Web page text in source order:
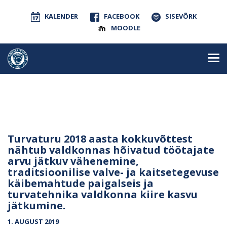
KALENDER FACEBOOK
SISEVÕRK
MOODLE
Turvaturu 2018 aasta kokkuvõttest
nähtub valdkonnas hõivatud töötajate
arvu jätkuv vähenemine,
traditsioonilise valve- ja kaitsetegevuse
käibemahtude paigalseis ja
turvatehnika valdkonna kiire kasvu
jätkumine.
1. AUGUST 2019